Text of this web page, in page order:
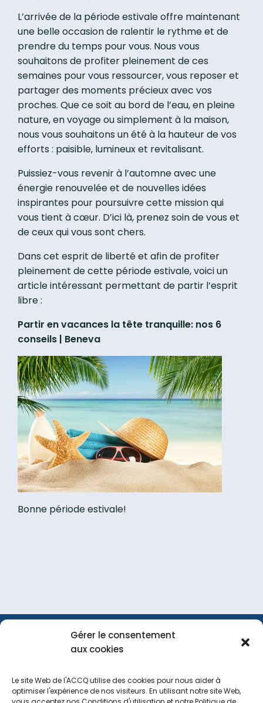
Gérer le consentement
aux cookies
Le site Web de l'ACCQ utilise des cookies pour nous aider à
optimiser l'expérience de nos visiteurs. En utilisant notre site Web,
L’arrivée de la période estivale offre maintenant
une belle occasion de ralentir le rythme et de
prendre du temps pour vous. Nous vous
souhaitons de profiter pleinement de ces
semaines pour vous ressourcer, vous reposer et
partager des moments précieux avec vos
proches. Que ce soit au bord de l’eau, en pleine
nature, en voyage ou simplement à la maison,
nous vous souhaitons un été à la hauteur de vos
efforts : paisible, lumineux et revitalisant.
Puissiez-vous revenir à l’automne avec une
énergie renouvelée et de nouvelles idées
inspirantes pour poursuivre cette mission qui
vous tient à cœur. D’ici là, prenez soin de vous et
de ceux qui vous sont chers.
Dans cet esprit de liberté et afin de profiter
pleinement de cette période estivale, voici un
article intéressant permettant de partir l’esprit
libre :
Partir en vacances la tête tranquille: nos 6
conseils | Beneva
Bonne période estivale!
Portail